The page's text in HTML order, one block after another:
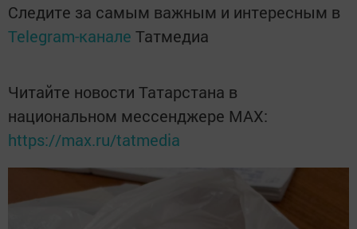
Следите за самым важным и интересным в
Telegram-канале Татмедиа
Читайте новости Татарстана в
национальном мессенджере MАХ:
https://max.ru/tatmedia